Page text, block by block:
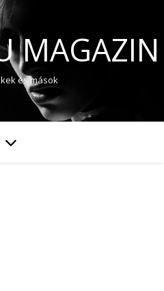
MAGAZIN
és mások